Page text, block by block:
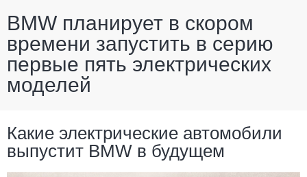
BMW планирует в скором
времени запустить в серию
первые пять электрических
моделей
Какие электрические автомобили
выпустит BMW в будущем